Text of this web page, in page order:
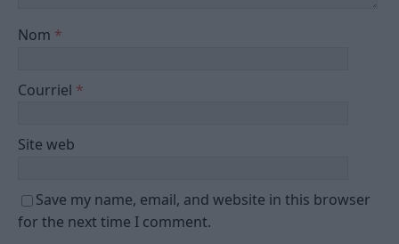
Nom *
Courriel *
Site web
Save my name, email, and website in this browser
for the next time I comment.